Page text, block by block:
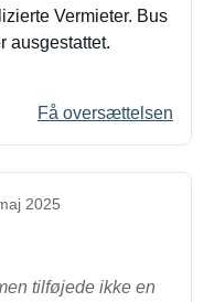
Vermieter. Bus
ausgestattet.
Få oversættelsen
2025
tilføjede ikke en